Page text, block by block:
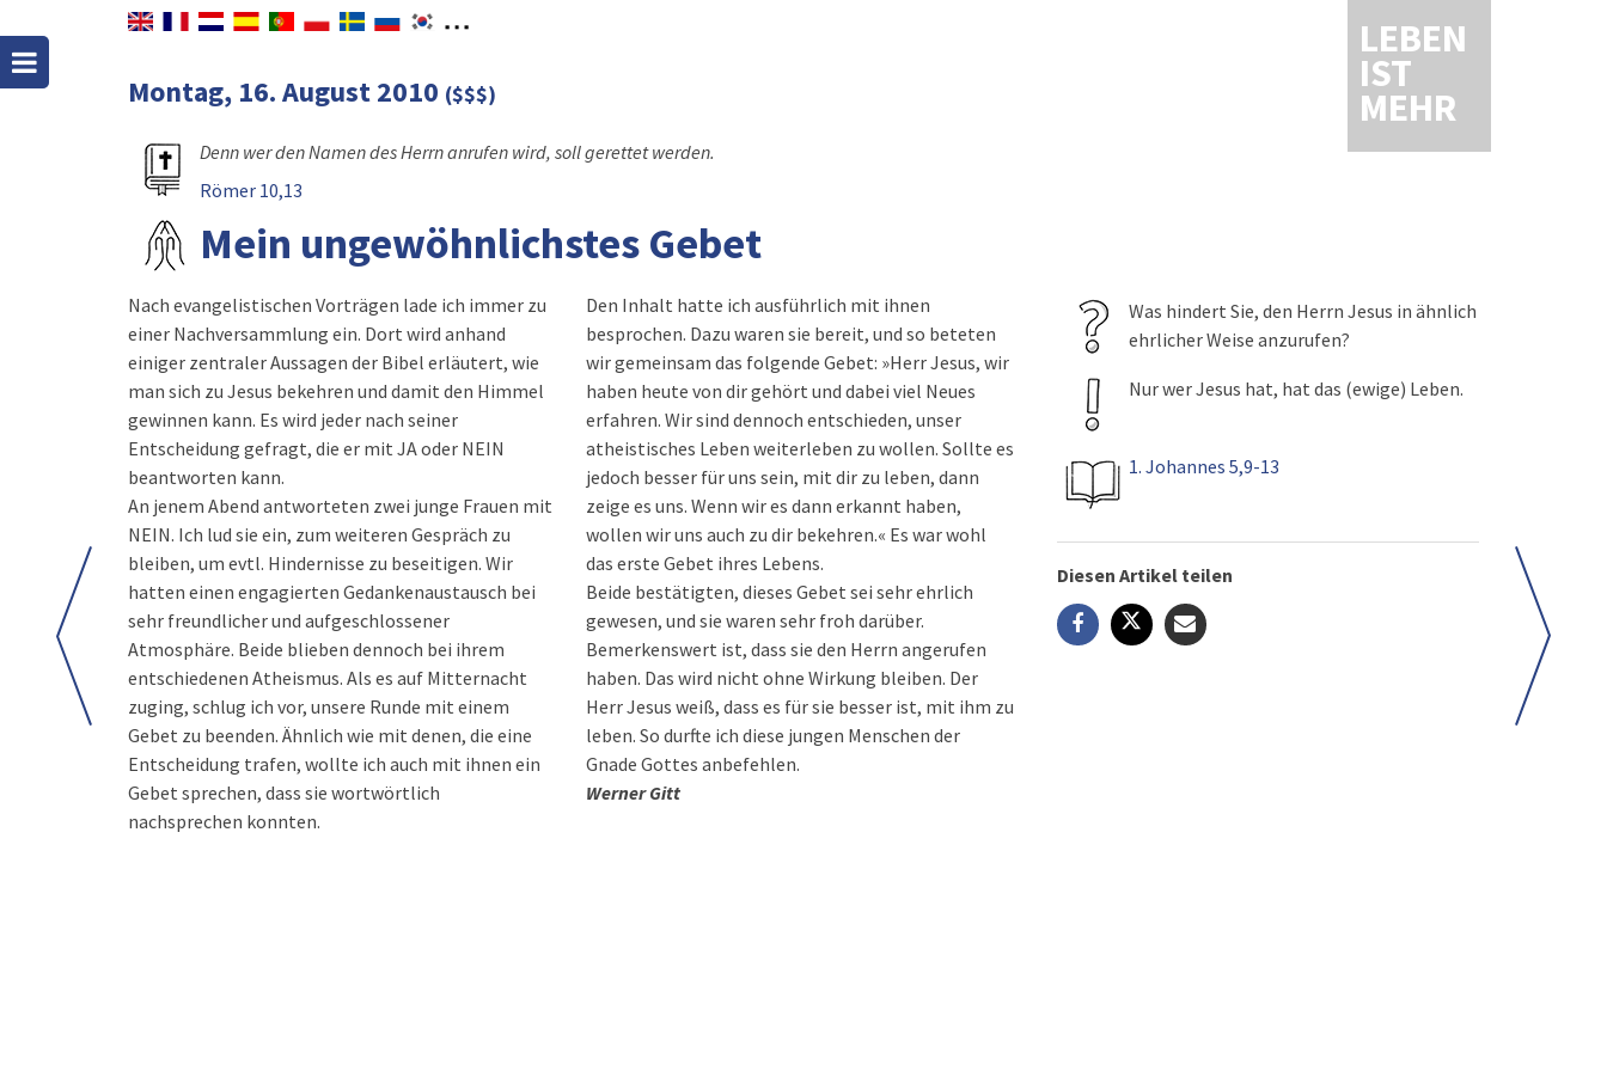
LEBEN
IST
MEHR
Montag, 16. August 2010 ($$$)
Denn wer den Namen des Herrn anrufen wird, soll gerettet werden.
Römer 10,13
Mein ungewöhnlichstes Gebet
Nach evangelistischen Vorträgen lade ich immer zu
einer Nachversammlung ein. Dort wird anhand
einiger zentraler Aussagen der Bibel erläutert, wie
man sich zu Jesus bekehren und damit den Himmel
gewinnen kann. Es wird jeder nach seiner
Entscheidung gefragt, die er mit JA oder NEIN
beantworten kann.
An jenem Abend antworteten zwei junge Frauen mit
NEIN. Ich lud sie ein, zum weiteren Gespräch zu
bleiben, um evtl. Hindernisse zu beseitigen. Wir
hatten einen engagierten Gedankenaustausch bei
sehr freundlicher und aufgeschlossener
Atmosphäre. Beide blieben dennoch bei ihrem
entschiedenen Atheismus. Als es auf Mitternacht
zuging, schlug ich vor, unsere Runde mit einem
Gebet zu beenden. Ähnlich wie mit denen, die eine
Entscheidung trafen, wollte ich auch mit ihnen ein
Gebet sprechen, dass sie wortwörtlich
nachsprechen konnten.
Den Inhalt hatte ich ausführlich mit ihnen
besprochen. Dazu waren sie bereit, und so beteten
wir gemeinsam das folgende Gebet: »Herr Jesus, wir
haben heute von dir gehört und dabei viel Neues
erfahren. Wir sind dennoch entschieden, unser
atheistisches Leben weiterleben zu wollen. Sollte es
jedoch besser für uns sein, mit dir zu leben, dann
zeige es uns. Wenn wir es dann erkannt haben,
wollen wir uns auch zu dir bekehren.« Es war wohl
das erste Gebet ihres Lebens.
Beide bestätigten, dieses Gebet sei sehr ehrlich
gewesen, und sie waren sehr froh darüber.
Bemerkenswert ist, dass sie den Herrn angerufen
haben. Das wird nicht ohne Wirkung bleiben. Der
Herr Jesus weiß, dass es für sie besser ist, mit ihm zu
leben. So durfte ich diese jungen Menschen der
Gnade Gottes anbefehlen.
Werner Gitt
Was hindert Sie, den Herrn Jesus in ähnlich
ehrlicher Weise anzurufen?
Nur wer Jesus hat, hat das (ewige) Leben.
1. Johannes 5,9-13
Diesen Artikel teilen